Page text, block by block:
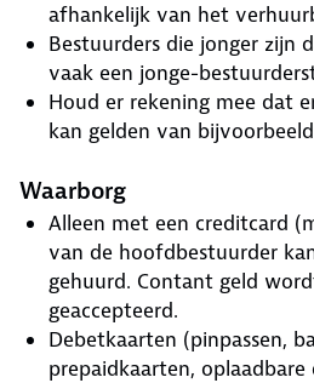
afhankelijk van het
Bestuurders die jonger zijn
vaak een jonge-
Houd er rekening mee dat
kan gelden van
Waarborg
Alleen met een creditcard
van de hoofdbestuurder
gehuurd. Contant geld
geaccepteerd.
Debetkaarten (pinpassen,
prepaidkaarten,